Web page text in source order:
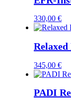
330,00 €
345,00 €
PADI